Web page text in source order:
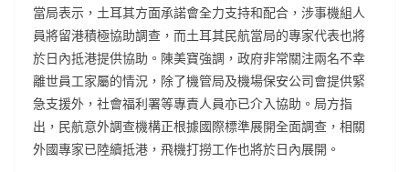
當局表示，土耳其方面承諾會全力支持和配合，涉事機組人
員將留港積極協助調查，而土耳其民航當局的專家代表也將
於日內抵港提供協助。陳美寶強調，政府非常關注兩名不幸
離世員工家屬的情況，除了機管局及機場保安公司會提供緊
急支援外，社會福利署等專責人員亦已介入協助。局方指
出，民航意外調查機構正根據國際標準展開全面調查，相關
外國專家已陸續抵港，飛機打撈工作也將於日內展開。